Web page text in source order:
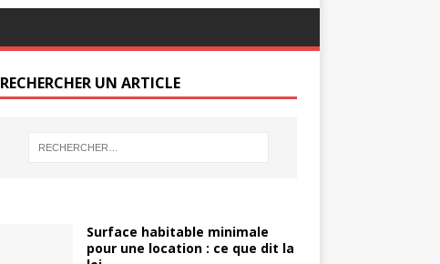
RECHERCHER UN ARTICLE
Surface habitable minimale
pour une location : ce que dit la